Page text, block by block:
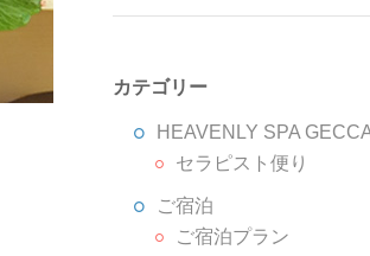
カテゴリー
HEAVENLY SPA
セラピスト便り
ご宿泊
ご宿泊プラン